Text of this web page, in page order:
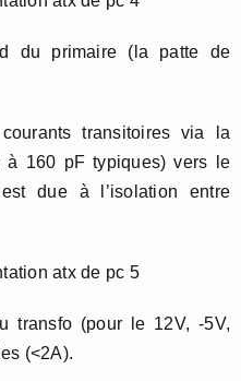
du primaire (la patte de
transitoires via la
à 160 pF typiques) vers le
due à l’isolation entre
transfo (pour le 12V, -5V,
(<2A).